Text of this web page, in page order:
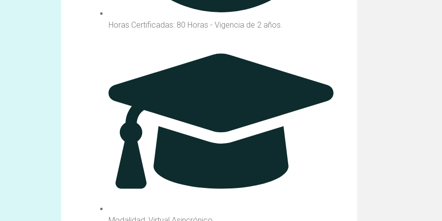
Horas Certificadas: 80 Horas - Vigencia de 2 años.